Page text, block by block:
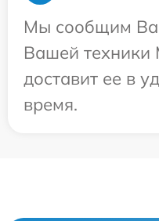
Мы сообщим
Вашей техники
доставит ее в
время.